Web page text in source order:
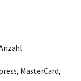
MasterCard,